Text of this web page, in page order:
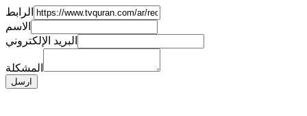
الرابط
الاسم
البريد الإلكتروني
المشكلة
ارسل